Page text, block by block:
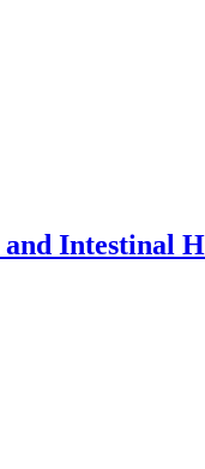
Intestinal